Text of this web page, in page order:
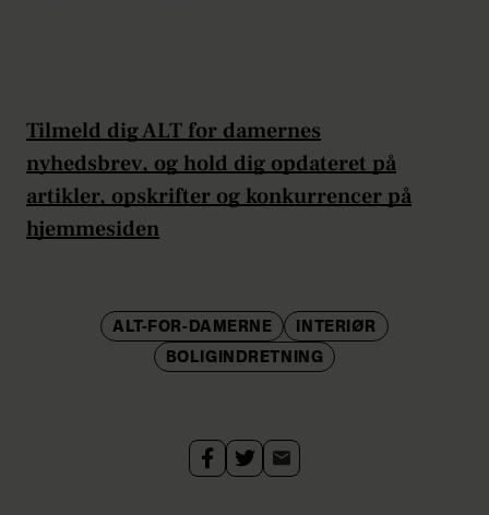
Tilmeld dig ALT for damernes
nyhedsbrev, og hold dig opdateret på
artikler, opskrifter og konkurrencer på
hjemmesiden
ALT-FOR-DAMERNE
INTERIØR
BOLIGINDRETNING